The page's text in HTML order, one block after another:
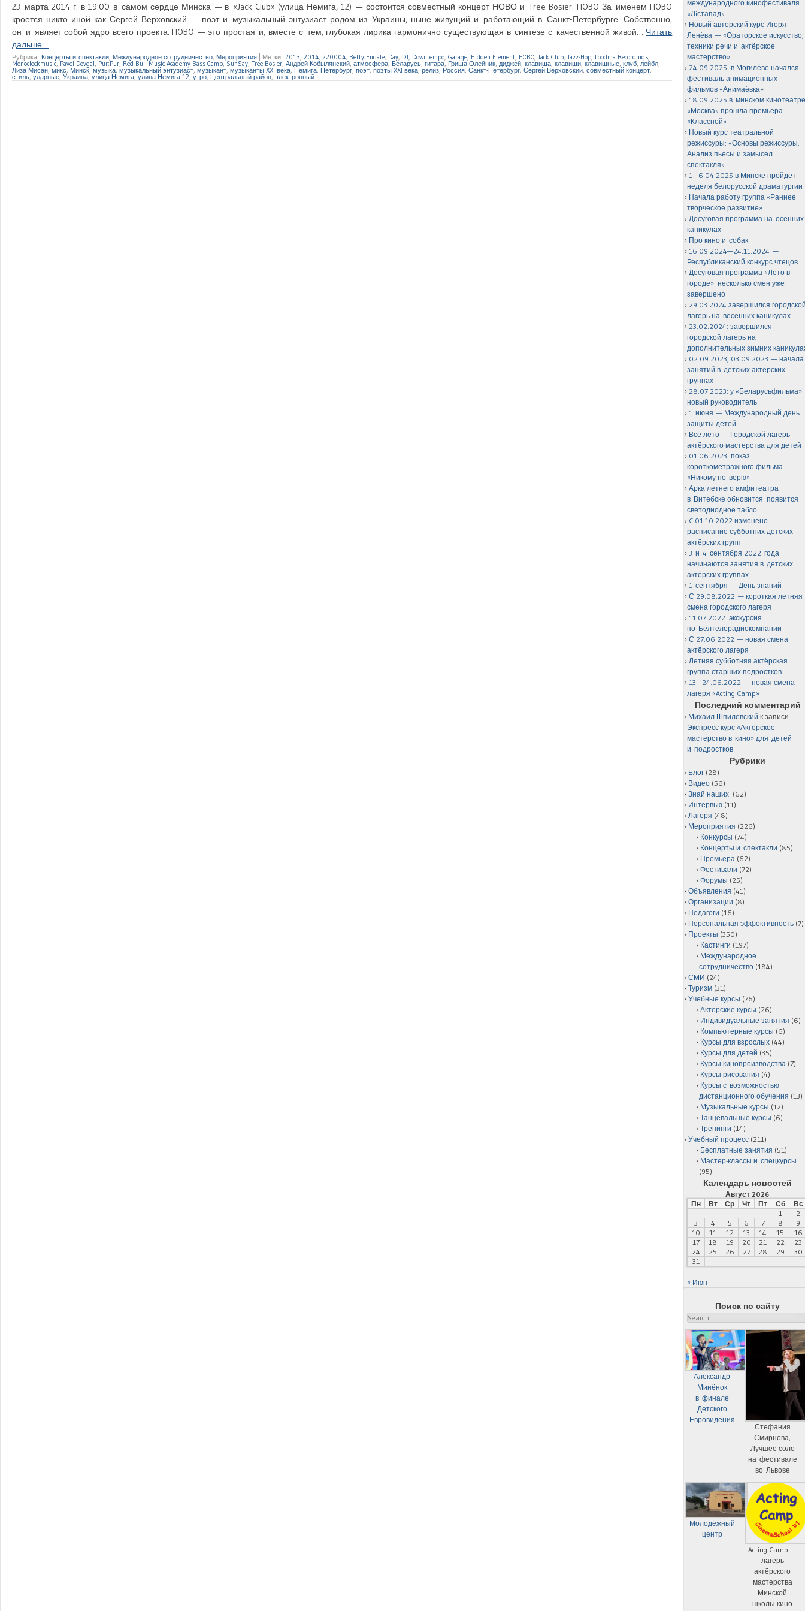
23 марта 2014 г. в 19:00 в самом сердце Минска — в «Jack Club» (улица Немига, 12) — состоится совместный концерт НОВО и Tree Bosier. HOBO За именем HOBO
кроется никто иной как Сергей Верховский — поэт и музыкальный энтузиаст родом из Украины, ныне живущий и работающий в Санкт-Петербурге. Собственно,
он и являет собой ядро всего проекта. HOBO — это простая и, вместе с тем, глубокая лирика гармонично существующая в синтезе с качественной живой… Читать
дальше…
Рубрика: Концерты и спектакли Международное сотрудничество Мероприятия Метки: 2013 2014 220004 Betty Endale Day DJ Downtempo Garage Hidden Element HOBO Jack Club Jazz-Hop Loodma Recordings
Monoclockmusic ,Pavel Dovgal Pur:Pur Red Bull Music Academy Bass Camp ,SunSay Tree Bosier Андрей Кобылянский атмосфера Беларусь гитара, Гриша Олейник диджей клавиша клавиши клавишные клуб лейбл
Лиза Мисан микс Минск музыка музыкальный энтузиаст музыкант музыканты XXI века ,Немига Петербург поэт поэты XXI века ,релиз Россия Санкт-Петербург, Сергей Верховский совместный концерт
стиль ударные Украина, улица Немига улица Немига-12 утро Центральный район электронный
международного кинофестиваля
«Лiстапад»
Новый авторский курс Игоря
Ленёва — «Ораторское искусство,
техники речи и актёрское
мастерство»
24.09.2025: в Могилёве начался
фестиваль анимационных
фильмов «Анимаёвка»
18.09.2025 в минском
«Москва» прошла премьера
«Классной»
Новый курс театральной
режиссуры: «Основы режиссуры.
Анализ пьесы и замысел
спектакля»
1—6.04.2025 в Минске пройдёт
неделя белорусской драматургии
Начала работу группа «Раннее
творческое развитие»
Досуговая программа на осенних
каникулах
Про кино и собак
16.09.2024—24.11.2024 —
Республиканский конкурс чтецов
Досуговая программа «Лето в
городе»: несколько смен уже
завершено
29.03.2024 завершился
лагерь на весенних каникулах
23.02.2024: завершился
городской лагерь на
дополнительных зимних
02.09.2023, 03.09.2023 — начала
занятий в детских актёрских
группах
28.07.2023: у «Беларусьфильма»
новый руководитель
1 июня — Международный день
защиты детей
Всё лето — Городской лагерь
актёрского мастерства для детей
01.06.2023: показ
короткометражного фильма
«Никому не верю»
Арка летнего амфитеатра
в Витебске обновится: появится
светодиодное табло
C 01.10.2022 изменено
расписание субботних детских
актёрских групп
3 и 4 сентября 2022 года
начинаются занятия в детских
актёрских группах
1 сентября — День знаний
С 29.08.2022 — короткая летняя
смена городского лагеря
11.07.2022: экскурсия
по Белтелерадиокомпании
С 27.06.2022 — новая смена
актёрского лагеря
Летняя субботняя актёрская
группа старших подростков
13—24.06.2022 — новая смена
лагеря «Acting Camp»
Последний комментарий
Михаил Шпилевский к записи
Экспресс-курс «Актёрское
мастерство в кино» для детей
и подростков
Рубрики
Блог (28)
Видео (56)
Знай наших! (62)
Интервью (11)
Лагеря (48)
Мероприятия (226)
Конкурсы (74)
Концерты и спектакли (85)
Премьера (62)
Фестивали (72)
Форумы (25)
Объявления (41)
Организации (8)
Педагоги (16)
Персональная эффективность (7)
Проекты (350)
Кастинги (197)
Международное
сотрудничество (184)
СМИ (24)
Туризм (31)
Учебные курсы (76)
Актёрские курсы (26)
Индивидуальные занятия (6)
Компьютерные курсы (6)
Курсы для взрослых (44)
Курсы для детей (35)
Курсы кинопроизводства (7)
Курсы рисования (4)
Курсы с возможностью
дистанционного обучения (13)
Музыкальные курсы (12)
Танцевальные курсы (6)
Тренинги (14)
Учебный процесс (211)
Бесплатные занятия (51)
Мастер-классы и спецкурсы
(95)
Календарь новостей
Август 2026
Пн
Вт Ср Чт Пт Сб
Вс
1
2
3
4 5 6 7 8
9
10
11 12 13 14 15
16
17
18 19 20 21 22
23
24
25 26 27 28 29
30
31
« Июн
Поиск по сайту
Search
Александр
Минёнок
в финале
Детского
Евровидения
Стефания
Смирнова,
Лучшее соло
на фестивале
во Львове
Молодёжный
центр
Acting Camp —
лагерь
актёрского
мастерства
Минской
школы кино